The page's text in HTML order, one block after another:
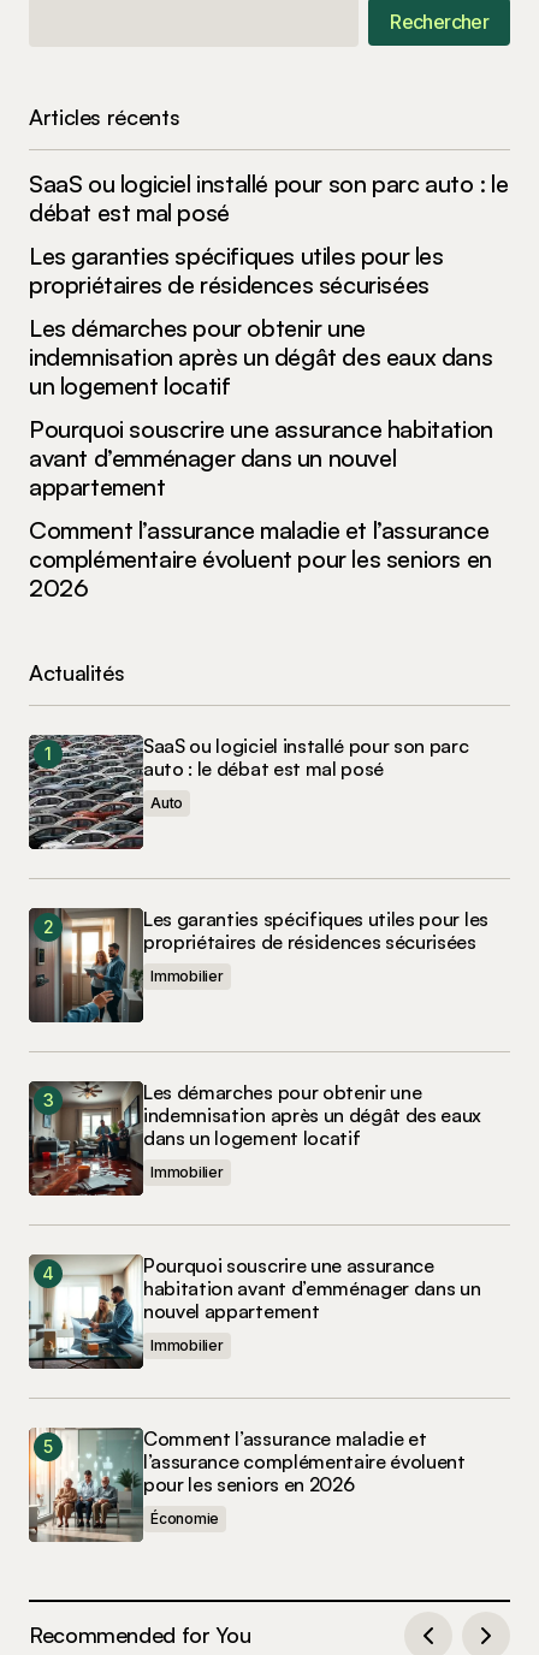
Enregistrer mon nom, mon e-mail et mon site
dans le navigateur pour mon prochain
Rechercher
Articles récents
SaaS ou logiciel installé pour son parc auto : le
débat est mal posé
Les garanties spécifiques utiles pour les
propriétaires de résidences sécurisées
Les démarches pour obtenir une
indemnisation après un dégât des eaux dans
un logement locatif
Pourquoi souscrire une assurance habitation
avant d’emménager dans un nouvel
appartement
Comment l’assurance maladie et l’assurance
complémentaire évoluent pour les seniors en
2026
Actualités
SaaS ou logiciel installé pour son parc
auto : le débat est mal posé
Auto
Les garanties spécifiques utiles pour les
propriétaires de résidences sécurisées
Immobilier
Les démarches pour obtenir une
indemnisation après un dégât des eaux
dans un logement locatif
Immobilier
Pourquoi souscrire une assurance
habitation avant d’emménager dans un
nouvel appartement
Immobilier
Comment l’assurance maladie et
l’assurance complémentaire évoluent
pour les seniors en 2026
Économie
Recommended for You